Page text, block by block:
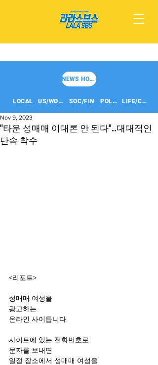
NEWS HOME
LOCAL US/WORLD SOC/FIN POLITICS LIFE/CULT
"타운 성매매 이대론 안 된다"..대대적인
단속 착수
Nov 9, 2023
<리포트>
성매매 여성을
광고하는
온라인 사이틉니다.
사이트에 있는 전화번호로
문자를 보내면
일정 장소에서 성매매 여성을